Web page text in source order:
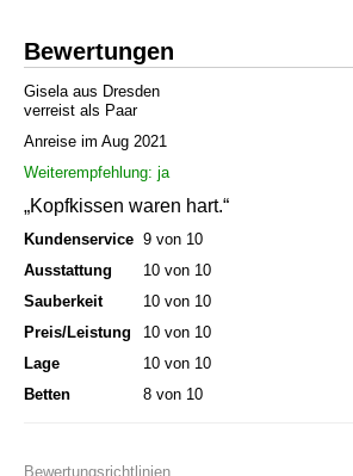
Bewertungen
Gisela aus Dresden
verreist als Paar
Anreise im Aug 2021
Weiterempfehlung: ja
„Kopfkissen waren hart.“
Kundenservice 9 von 10
Ausstattung
10 von 10
Sauberkeit
10 von 10
Preis/Leistung
10 von 10
Lage
10 von 10
Betten
8 von 10
Bewertungsrichtlinien